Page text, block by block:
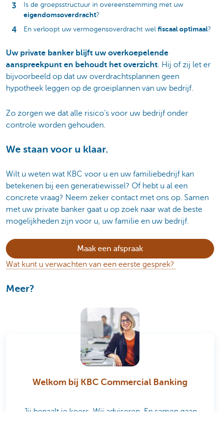
Is de groepsstructuur in overeenstemming met uw
eigendomsoverdracht?
En verloopt uw vermogensoverdracht wel fiscaal optimaal?
Uw private banker blijft uw overkoepelende
aanspreekpunt en behoudt het overzicht. Hij of zij let er
bijvoorbeeld op dat uw overdrachtsplannen geen
hypotheek leggen op de groeiplannen van uw bedrijf.
Zo zorgen we dat alle risico’s voor uw bedrijf onder
controle worden gehouden.
We staan voor u klaar.
Wilt u weten wat KBC voor u en uw familiebedrijf kan
betekenen bij een generatiewissel? Of hebt u al een
concrete vraag? Neem zeker contact met ons op. Samen
met uw private banker gaat u op zoek naar wat de beste
mogelijkheden zijn voor u, uw familie en uw bedrijf.
Maak een afspraak
Wat kunt u verwachten van een eerste gesprek?
Meer?
Welkom bij KBC Commercial Banking
Jij bepaalt je koers. Wij adviseren. En samen gaan